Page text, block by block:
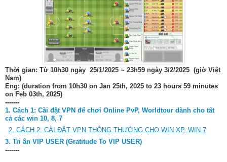
Thời gian: Từ 10h30 ngày 25/1/2025 ~ 23h59 ngày 3/2/2025 (giờ Việt
Nam)
Eng: (duration from 10h30 on Jan 25th, 2025 to 23 hours 59 minutes
on Feb 03th, 2025)
-------
1. Cách 1: Cài đặt VPN để chơi Online PvP, Worldtour dành cho tất
cả các win 10, 8, 7
2. CÁCH 2: CÀI ĐẶT VPN THÔNG THƯỜNG CHO WIN XP, WIN 7
3. Tri ân VIP USER (Gratitude To VIP USER)
-------